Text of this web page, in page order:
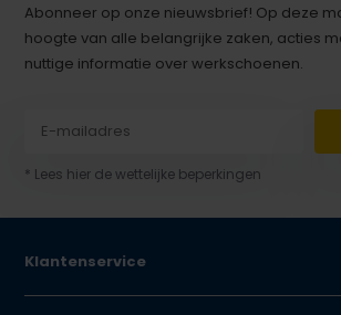
Abonneer op onze nieuwsbrief! Op deze
hoogte van alle belangrijke zaken, acties
nuttige informatie over werkschoenen.
* Lees hier de wettelijke beperkingen
Klantenservice